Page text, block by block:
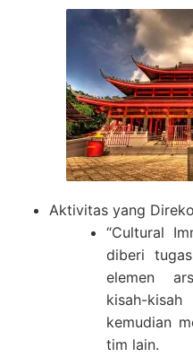
Aktivitas yang
“Cultural
diberi
elemen
kisah-
kemudian
tim lain.